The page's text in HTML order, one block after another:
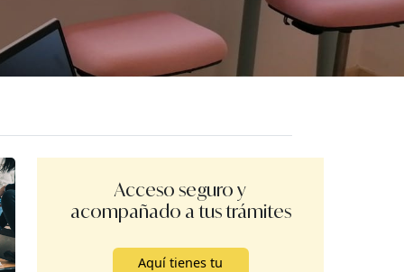
Acceso seguro y
acompañado a tus trámites
Aquí tienes tu